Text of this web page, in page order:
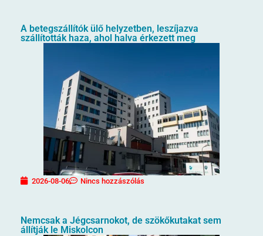
A betegszállítók ülő helyzetben, leszíjazva
szállították haza, ahol halva érkezett meg
2026-08-06 Nincs hozzászólás
Nemcsak a Jégcsarnokot, de szökőkutakat sem
állítják le Miskolcon